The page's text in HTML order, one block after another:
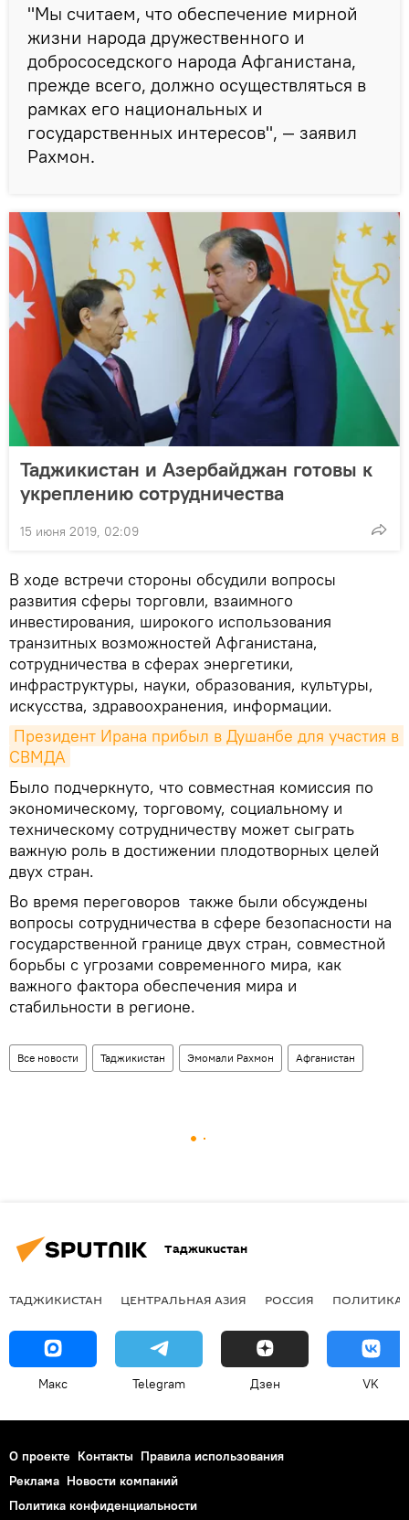
"Мы считаем, что обеспечение мирной
жизни народа дружественного и
добрососедского народа Афганистана,
прежде всего, должно осуществляться в
рамках его национальных и
государственных интересов", — заявил
Рахмон.
Таджикистан и Азербайджан готовы к
укреплению сотрудничества
15 июня 2019, 02:09
В ходе встречи стороны обсудили вопросы
развития сферы торговли, взаимного
инвестирования, широкого использования
транзитных возможностей Афганистана,
сотрудничества в сферах энергетики,
инфраструктуры, науки, образования, культуры,
искусства, здравоохранения, информации.
Президент Ирана прибыл в Душанбе для участия в
СВМДА
Было подчеркнуто, что совместная комиссия по
экономическому, торговому, социальному и
техническому сотрудничеству может сыграть
важную роль в достижении плодотворных целей
двух стран.
Во время переговоров также были обсуждены
вопросы сотрудничества в сфере безопасности на
государственной границе двух стран, совместной
борьбы с угрозами современного мира, как
важного фактора обеспечения мира и
стабильности в регионе.
Все новости Таджикистан Эмомали Рахмон Афганистан
Таджикистан
ТАДЖИКИСТАН ЦЕНТРАЛЬНАЯ АЗИЯ РОССИЯ ПОЛИТИКА
Макс Telegram Дзен VK
О проекте Контакты Правила использования
Реклама Новости компаний
Политика конфиденциальности